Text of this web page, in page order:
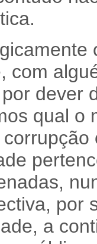
com
dever
qual o
por
a